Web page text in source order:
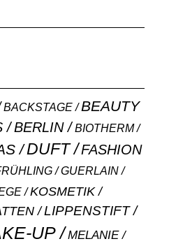
BACKSTAGE BEAUTY
BERLIN
BIOTHERM
DUFT
FASHION
GUERLAIN
KOSMETIK
LIPPENSTIFT
UP MELANIE